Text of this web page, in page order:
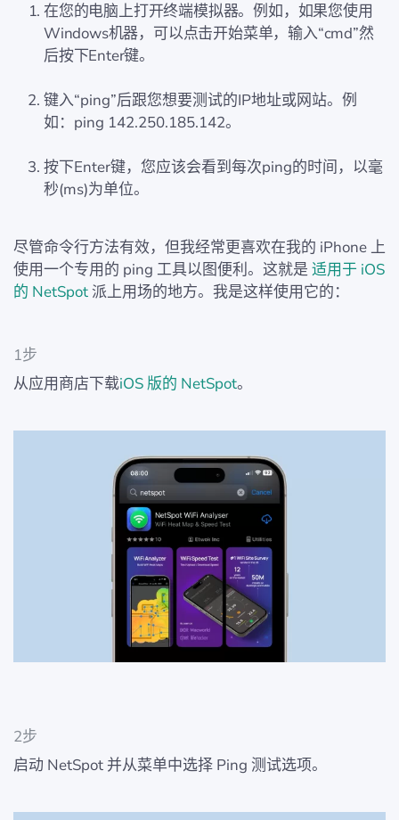
在您的电脑上打开终端模拟器。例如，如果您使用
Windows机器，可以点击开始菜单，输入“cmd”然
后按下Enter键。
键入“ping”后跟您想要测试的IP地址或网站。例
如：ping 142.250.185.142。
按下Enter键，您应该会看到每次ping的时间，以毫
秒(ms)为单位。
尽管命令行方法有效，但我经常更喜欢在我的 iPhone 上
使用一个专用的 ping 工具以图便利。这就是适用于 iOS
的 NetSpot 派上用场的地方。我是这样使用它的：
1步
从应用商店下载iOS 版的 NetSpot。
2步
启动 NetSpot 并从菜单中选择 Ping 测试选项。